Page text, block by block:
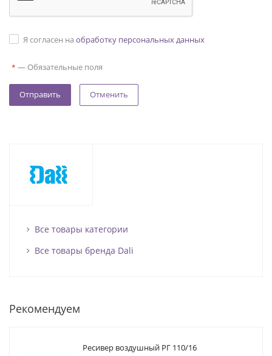
Я согласен на обработку персональных данных
* — Обязательные поля
Отменить
Все товары категории
Все товары бренда Dali
Рекомендуем
Ресивер воздушный РГ 110/16